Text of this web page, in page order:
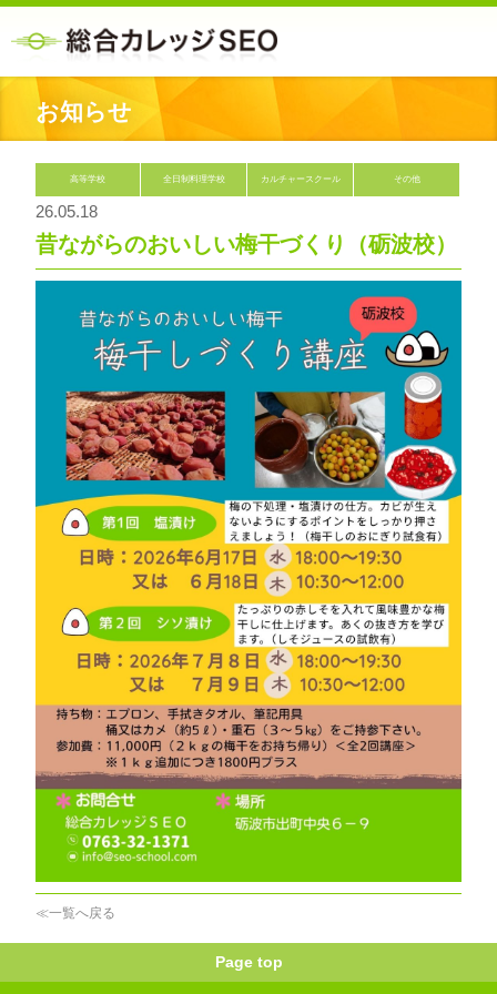
お知らせ
高等学校 全日制料理学校 カルチャースクール その他
26.05.18
昔ながらのおいしい梅干づくり（砺波校）
≪一覧へ戻る
Page top